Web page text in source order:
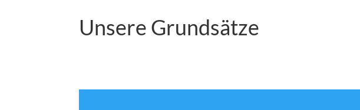
Unsere Grundsätze